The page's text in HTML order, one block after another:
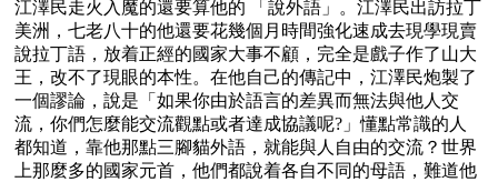
江澤民走火入魔的還要算他的 「說外語」。江澤民出訪拉丁
美洲，七老八十的他還要花幾個月時間強化速成去現學現賣
說拉丁語，放着正經的國家大事不顧，完全是戲子作了山大
王，改不了現眼的本性。在他自己的傳記中，江澤民炮製了
一個謬論，說是「如果你由於語言的差異而無法與他人交
流，你們怎麼能交流觀點或者達成協議呢?」懂點常識的人
都知道，靠他那點三腳貓外語，就能與人自由的交流？世界
上那麼多的國家元首，他們都說着各自不同的母語，難道他